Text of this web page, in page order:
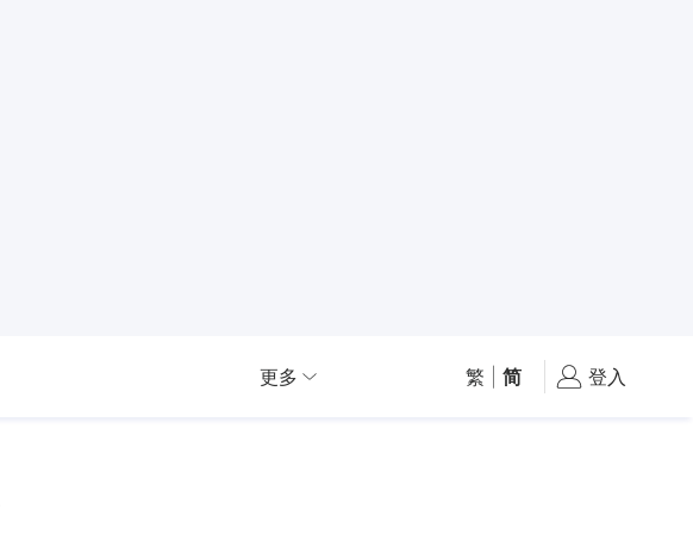
更多 繁 简 登入